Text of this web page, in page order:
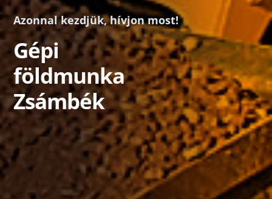
Azonnal kezdjük, hívjon most!
Gépi
földmunka
Zsámbék